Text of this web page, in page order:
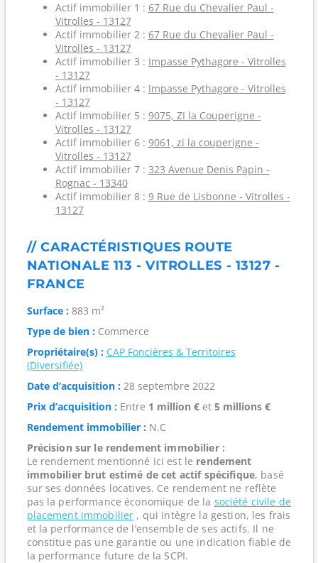
Actif immobilier 1 : 67 Rue du Chevalier Paul -
Vitrolles - 13127
Actif immobilier 2 : 67 Rue du Chevalier Paul -
Vitrolles - 13127
Actif immobilier 3 : Impasse Pythagore - Vitrolles
- 13127
Actif immobilier 4 : Impasse Pythagore - Vitrolles
- 13127
Actif immobilier 5 : 9075, ZI la Couperigne -
Vitrolles - 13127
Actif immobilier 6 : 9061, zi la couperigne -
Vitrolles - 13127
Actif immobilier 7 : 323 Avenue Denis Papin -
Rognac - 13340
Actif immobilier 8 : 9 Rue de Lisbonne - Vitrolles -
13127
// CARACTÉRISTIQUES ROUTE
NATIONALE 113 - VITROLLES - 13127 -
FRANCE
Surface :883 m²
Type de bien :Commerce
Propriétaire(s) : CAP Foncières & Territoires
(Diversifiée)
Date d’acquisition :28 septembre 2022
Prix d’acquisition :Entre 1 million €et 5 millions €
Rendement immobilier :N.C
Précision sur le rendement immobilier :
Le rendement mentionné ici est le rendement
immobilier brut estimé de cet actif spécifique, basé
sur ses données locatives. Ce rendement ne reflète
pas la performance économique de la société civile de
placement immobilier , qui intègre la gestion, les frais
et la performance de l’ensemble de ses actifs. Il ne
constitue pas une garantie ou une indication fiable de
la performance future de la SCPI.